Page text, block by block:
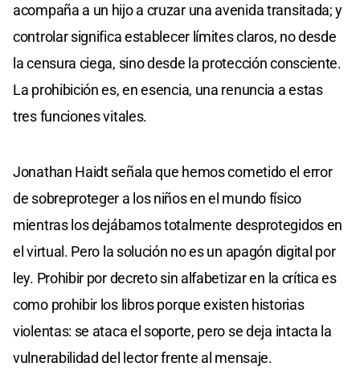
acompaña a un hijo a cruzar una avenida transitada; y
controlar significa establecer límites claros, no desde
la censura ciega, sino desde la protección consciente.
La prohibición es, en esencia, una renuncia a estas
tres funciones vitales.
Jonathan Haidt señala que hemos cometido el error
de sobreproteger a los niños en el mundo físico
mientras los dejábamos totalmente desprotegidos en
el virtual. Pero la solución no es un apagón digital por
ley. Prohibir por decreto sin alfabetizar en la crítica es
como prohibir los libros porque existen historias
violentas: se ataca el soporte, pero se deja intacta la
vulnerabilidad del lector frente al mensaje.